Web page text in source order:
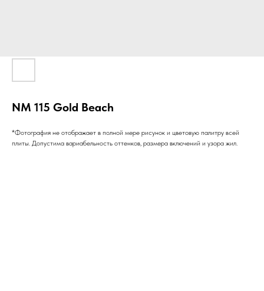
NM 115 Gold Beach
*Фотография не отображает в полной мере рисунок и цветовую палитру всей
плиты. Допустима вариабельность оттенков, размера включений и узора жил.